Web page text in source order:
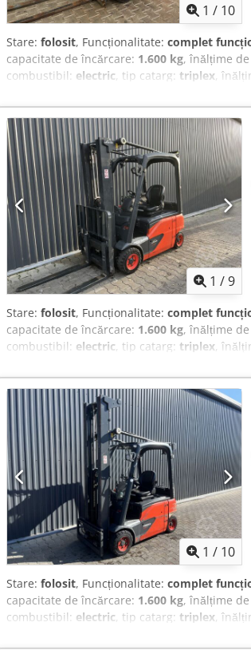
1 / 10
Stare: folosit, Funcționalitate: complet
capacitate de încărcare: 1.600 kg, înălțime
combustibil: electric, tip catarg: triplex,
Electrostivuitor cu 4 roți Clasa ISO: Clasa
Triplex Stare: Pregătit pentru utilizare și
laterală, dispozitiv de reglare a furcilor,
1 /9
Stare: folosit, Funcționalitate: complet
capacitate de încărcare: 1.600 kg, înălțime
combustibil: electric, tip catarg: triplex,
Stivuitor electric cu 4 roți Clasa ISO: Clasa
Agfeha Stare: Pregătit de utilizare și
fabricație baterie: 2017 Deplasare laterală, A
1 / 10
Stare: folosit, Funcționalitate: complet
capacitate de încărcare: 1.600 kg, înălțime
combustibil: electric, tip catarg: triplex,
Stivuitor electric cu 4 roți Clasa ISO: Clasa
Suogfeha Stare: Gata de utilizare și complet